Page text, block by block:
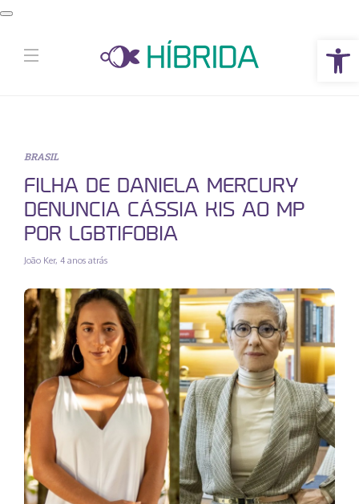
Abrir a barra de ferramentas
BRASIL
FILHA DE DANIELA MERCURY
DENUNCIA CÁSSIA KIS AO MP
POR LGBTIFOBIA
João Ker, 4 anos atrás